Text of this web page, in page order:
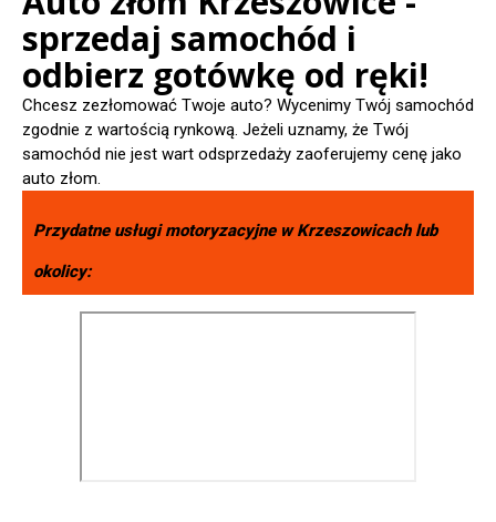
sprzedaj samochód i
odbierz gotówkę od ręki!
Chcesz zezłomować Twoje auto? Wycenimy Twój samochód
zgodnie z wartością rynkową. Jeżeli uznamy, że Twój
samochód nie jest wart odsprzedaży zaoferujemy cenę jako
auto złom.
Przydatne usługi motoryzacyjne wKrzeszowicachlub
okolicy: